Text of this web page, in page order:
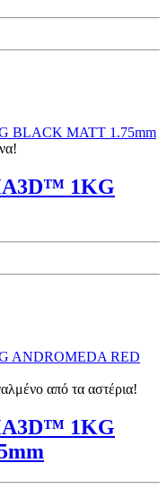
1KG
από τα αστέρια!
1KG